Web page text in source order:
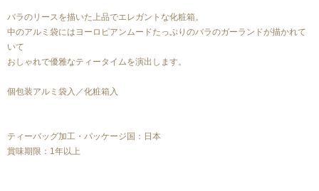
バラのリースを描いた上品でエレガントな化粧箱。
中のアルミ袋にはヨーロピアンムードたっぷりのバラのガーランドが描かれて
いて
おしゃれで優雅なティータイムを演出します。
個包装アルミ袋入／化粧箱入
ティーバッグ加工・パッケージ国：日本
賞味期限：1年以上